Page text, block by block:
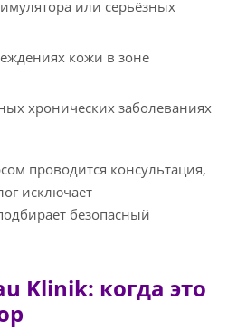
или серьёзных
кожи в зоне
хронических заболеваниях
проводится консультация,
исключает
безопасный
Klinik: когда это